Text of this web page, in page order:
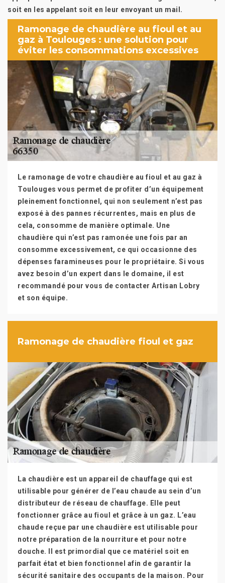
soit en les appelant soit en leur envoyant un mail.
Ramonage de chaudière au fioul et au
gaz à Toulouges : une solution pour
éviter les consommations excessives
Le ramonage de votre chaudière au fioul et au gaz à
Toulouges vous permet de profiter d’un équipement
pleinement fonctionnel, qui non seulement n’est pas
exposé à des pannes récurrentes, mais en plus de
cela, consomme de manière optimale. Une
chaudière qui n’est pas ramonée une fois par an
consomme excessivement, ce qui occasionne des
dépenses faramineuses pour le propriétaire. Si vous
avez besoin d’un expert dans le domaine, il est
recommandé pour vous de contacter Artisan Lobry
et son équipe.
Ramonage de chaudière fioul et gaz
La chaudière est un appareil de chauffage qui est
utilisable pour générer de l’eau chaude au sein d’un
distributeur de réseau de chauffage. Elle peut
fonctionner grâce au fioul et grâce à un gaz. L’eau
chaude reçue par une chaudière est utilisable pour
notre préparation de la nourriture et pour notre
douche. Il est primordial que ce matériel soit en
parfait état et bien fonctionnel afin de garantir la
sécurité sanitaire des occupants de la maison. Pour